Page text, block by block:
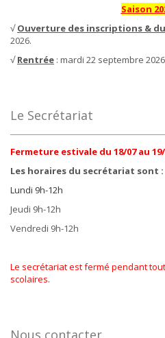
Saison
√Ouverture des inscriptions &
2026.
√Rentrée : mardi 22 septembre
Le Secrétariat
Fermeture estivale du 18/07 au 19/
Les horaires du secrétariat sont :
Lundi 9h-12h
Jeudi 9h-12h
Vendredi 9h-12h
Le secrétariat est fermé pendant
scolaires.